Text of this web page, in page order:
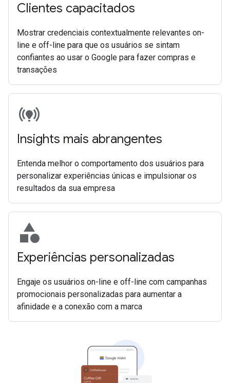
Clientes capacitados
Mostrar credenciais contextualmente relevantes on-
line e off-line para que os usuários se sintam
confiantes ao usar o Google para fazer compras e
transações
online_prediction
Insights mais abrangentes
Entenda melhor o comportamento dos usuários para
personalizar experiências únicas e impulsionar os
resultados da sua empresa
category
Experiências personalizadas
Engaje os usuários on-line e off-line com campanhas
promocionais personalizadas para aumentar a
afinidade e a conexão com a marca